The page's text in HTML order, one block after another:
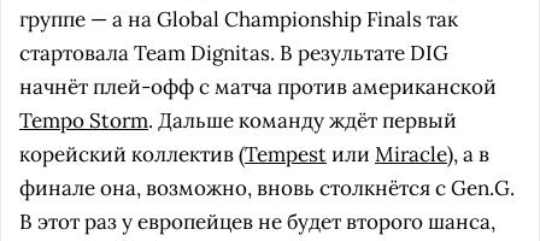
группе — а на Global Championship Finals так
стартовала Team Dignitas. В результате DIG
начнёт плей-офф с матча против американской
Tempo Storm. Дальше команду ждёт первый
корейский коллектив (Tempestили Miracle), а в
финале она, возможно, вновь столкнётся с Gen.G.
В этот раз у европейцев не будет второго шанса,